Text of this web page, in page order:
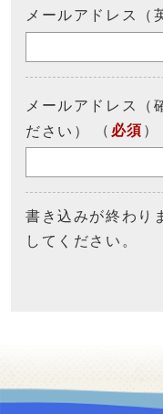
メールアドレス（
メールアドレス（
ださい）
（ 必須 ）
書き込みが終わり
してください。